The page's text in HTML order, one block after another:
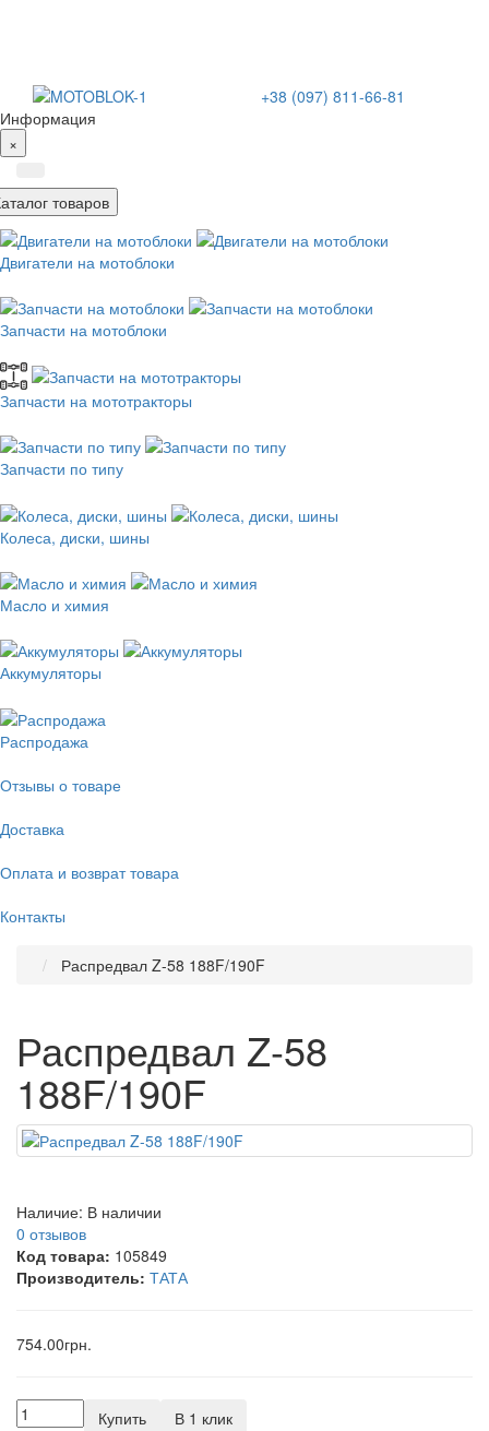
+38 (097) 811-66-81
Информация
×
товаров
Двигатели на мотоблоки
Запчасти на мотоблоки
Запчасти на мототракторы
Запчасти по типу
Колеса, диски, шины
Масло и химия
Аккумуляторы
Распродажа
Отзывы о товаре
Доставка
Оплата и возврат товара
Контакты
Распредвал Z-58 188F/190F
Распредвал Z-58
188F/190F
Наличие: В наличии
0 отзывов
Код товара: 105849
Производитель: ТАТА
754.00грн.
Купить В 1 клик